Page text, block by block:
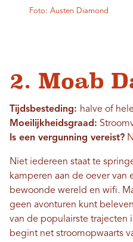
Foto: Austen Diamond
2. Moab
Tijdsbesteding: halve of
Moeilijkheidsgraad:
Is een vergunning vereist?
Niet iedereen staat te
kamperen aan de oever van
bewoonde wereld en wifi.
geen avonturen kunt
van de populairste trajecten
begint net stroomopwaarts